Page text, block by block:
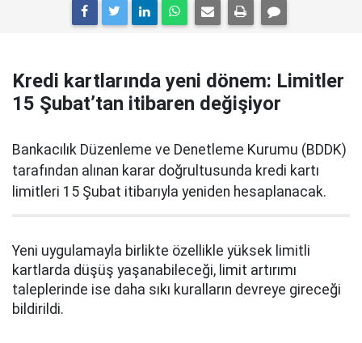
Kredi kartlarında yeni dönem: Limitler
15 Şubat’tan itibaren değişiyor
Bankacılık Düzenleme ve Denetleme Kurumu (BDDK)
tarafından alınan karar doğrultusunda kredi kartı
limitleri 15 Şubat itibarıyla yeniden hesaplanacak.
Yeni uygulamayla birlikte özellikle yüksek limitli
kartlarda düşüş yaşanabileceği, limit artırımı
taleplerinde ise daha sıkı kuralların devreye gireceği
bildirildi.